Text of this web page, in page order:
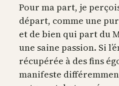
Pour ma part, je
départ, comme une
et de bien qui part du
une saine passion. Si
récupérée à des fins
manifeste